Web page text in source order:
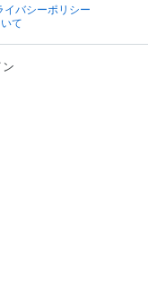
イバシーポリシー
て
ン